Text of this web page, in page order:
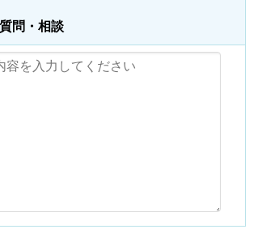
問・相談